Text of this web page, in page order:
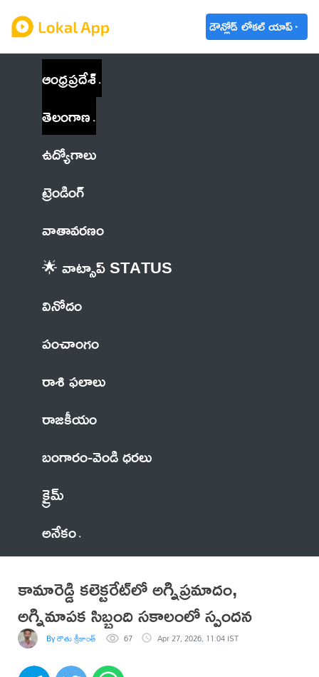
డౌన్లోడ్ లోకల్ యాప్
ఆంధ్రప్రదేశ్
తెలంగాణ
ఉద్యోగాలు
ట్రెండింగ్
వాతావరణం
🌟 వాట్సాప్ STATUS
వినోదం
పంచాంగం
రాశి ఫలాలు
రాజకీయం
బంగారం-వెండి ధరలు
క్రైమ్
అనేకం
కామారెడ్డి కలెక్టరేట్‌లో అగ్నిప్రమాదం,
అగ్నిమాపక సిబ్బంది సకాలంలో స్పందన
By రౌతు శ్రీకాంత్ 67 Apr 27, 2026, 11:04 IST